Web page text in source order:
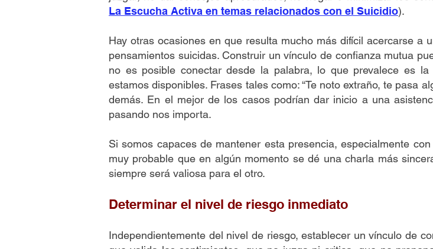
La Escucha Activa en temas relacionados con el Suicidio).
Hay otras ocasiones en que resulta mucho más difícil acercarse a
pensamientos suicidas. Construir un vínculo de confianza mutua
no es posible conectar desde la palabra, lo que prevalece es
estamos disponibles. Frases tales como: “Te noto extraño, te pasa
demás. En el mejor de los casos podrían dar inicio a una
pasando nos importa.
Si somos capaces de mantener esta presencia, especialmente
muy probable que en algún momento se dé una charla más
siempre será valiosa para el otro.
Determinar el nivel de riesgo inmediato
Independientemente del nivel de riesgo, establecer un vínculo de